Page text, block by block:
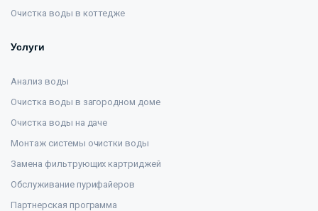
Очистка воды в коттедже
Услуги
Анализ воды
Очистка воды в загородном доме
Очистка воды на даче
Монтаж системы очистки воды
Замена фильтрующих картриджей
Обслуживание пурифайеров
Партнерская программа